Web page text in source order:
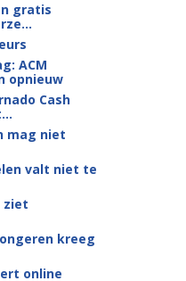
gratis
ACM
opnieuw
Cash
mag niet
valt niet te
ziet
kreeg
online